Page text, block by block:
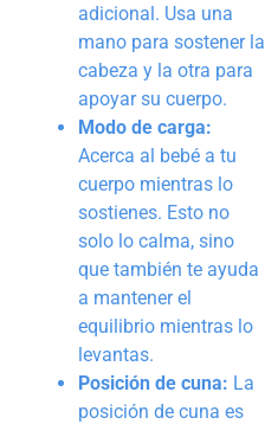
adicional. Usa una
mano para sostener la
cabeza y la otra para
apoyar su cuerpo.
Modo de carga:
Acerca al bebé a tu
cuerpo mientras lo
sostienes. Esto no
solo lo calma, sino
que también te ayuda
a mantener el
equilibrio mientras lo
levantas.
Posición de cuna: La
posición de cuna es